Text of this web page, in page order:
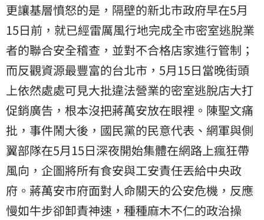
更讓基層憤怒的是，隔壁的新北市政府早在5月
15日前，就已經雷厲風行地完成全市密室逃脫業
者的聯合安全稽查，並對不合格店家進行管制；
而反觀資源最豐富的台北市，5月15日當晚街頭
上依然處處可見大批違法營業的密室逃脫店大打
促銷廣告，根本沒把蔣萬安放在眼裡。陳聖文痛
批，事件鬧大後，國民黨的民意代表、網軍與側
翼部隊在5月15日深夜開始集體在網路上瘋狂帶
風向，企圖將所有食安與工安責任丟給中央政
府。蔣萬安市府面對人命關天的公安危機，反應
慢如牛步卻卸責神速，種種麻木不仁的政治操